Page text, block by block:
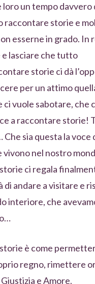
loro un tempo davvero
raccontare storie e
esserne in grado. In
e lasciare che tutto
storie ci dà
per un attimo
vuole sabotare, che
a raccontare storie!
sia questa la voce
vivono nel nostro
ci regala
di andare a visitare e
interiore, che
è come
regno, rimettere
e Amore.